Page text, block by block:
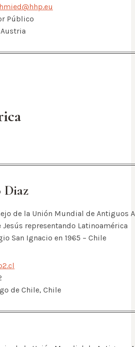
Público
Diaz
de la Unión Mundial de Antiguos
Jesús representando Latinoamérica
San Ignacio en 1965 – Chile
de Chile, Chile